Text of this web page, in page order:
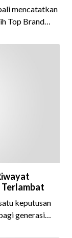
mencatatkan
Top Brand
Indonesia
konsistensi,
Terlambat
keputusan
generasi